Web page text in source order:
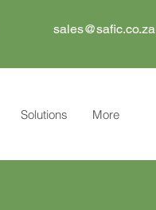
sales@safic.co.za
Solutions More